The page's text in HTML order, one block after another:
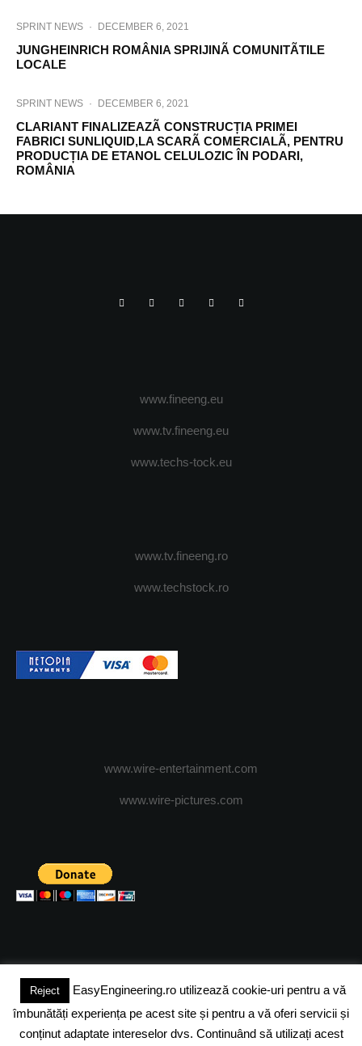
SPRINT NEWS · DECEMBER 6, 2021
JUNGHEINRICH ROMÂNIA SPRIJINÃ COMUNITÃTILE
LOCALE
SPRINT NEWS · DECEMBER 6, 2021
CLARIANT FINALIZEAZÃ CONSTRUCȚIA PRIMEI
FABRICI SUNLIQUID,LA SCARÃ COMERCIALÃ, PENTRU
PRODUCȚIA DE ETANOL CELULOZIC ÎN PODARI,
ROMÂNIA
www.fineeng.eu
www.tv.fineeng.eu
www.techs-tock.eu
www.tv.fineeng.ro
www.techstock.ro
www.wire-entertainment.com
www.wire-pictures.com
(c) 2024 - FineEngineeringMagazine. All rights reserved.
DESPRE NOI ADVERTISING JOBS DESPRE COOKIES
Reject
EasyEngineering.ro utilizează cookie-uri pentru a vă
îmbunătăți experiența pe acest site și pentru a vă oferi servicii și
conținut adaptate intereselor dvs. Continuând să utilizați acest